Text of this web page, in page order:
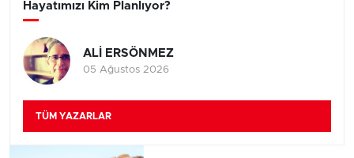
Hayatımızı Kim Planlıyor?
ALİ ERSÖNMEZ
05 Ağustos 2026
TÜM YAZARLAR